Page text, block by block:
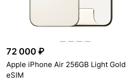
72 000 ₽
Apple iPhone Air 256GB Light Gold
eSIM